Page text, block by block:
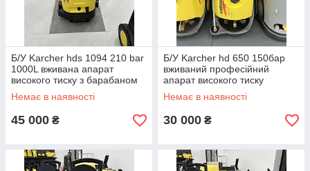
Б/У Karcher hds 1094 210 bar
1000L вживана апарат
високого тиску з барабаном
для намотування шлангу
Немає в наявності
45 000 ₴
Б/У Karcher hd 650 150бар
вживаний професійний
апарат високого тиску
Немає в наявності
30 000 ₴